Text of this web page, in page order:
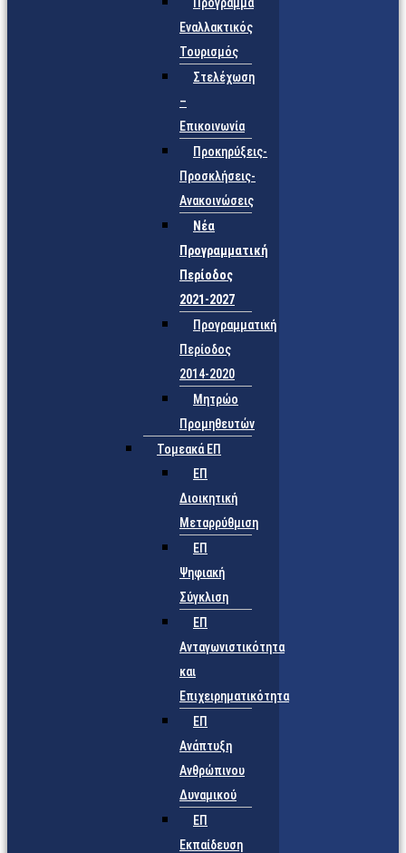
Εναλλακτικός
Τουρισμός
Στελέχωση
–
Επικοινωνία
Προκηρύξεις-
Προσκλήσεις-
Ανακοινώσεις
Νέα
Προγραμματική
Περίοδος
2021-2027
Προγραμματική
Περίοδος
2014-2020
Μητρώο
Προμηθευτών
Τομεακά ΕΠ
ΕΠ
Διοικητική
Μεταρρύθμιση
ΕΠ
Ψηφιακή
Σύγκλιση
ΕΠ
Ανταγωνιστικότητα
και
Επιχειρηματικότητα
ΕΠ
Ανάπτυξη
Ανθρώπινου
Δυναμικού
ΕΠ
Εκπαίδευση